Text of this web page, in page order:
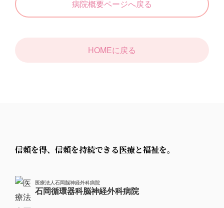
病院概要ページへ戻る
HOMEに戻る
信頼を得、信頼を持続できる医療と福祉を。
医療法人石岡脳神経外科病院
石岡循環器科脳神経外科病院